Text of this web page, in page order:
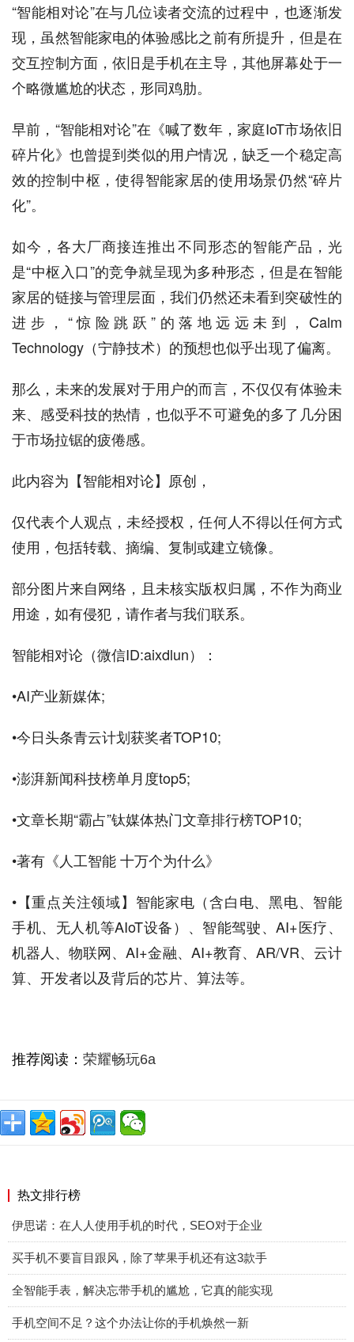
“智能相对论”在与几位读者交流的过程中，也逐渐发
现，虽然智能家电的体验感比之前有所提升，但是在
交互控制方面，依旧是手机在主导，其他屏幕处于一
个略微尴尬的状态，形同鸡肋。
早前，“智能相对论”在《喊了数年，家庭IoT市场依旧
碎片化》也曾提到类似的用户情况，缺乏一个稳定高
效的控制中枢，使得智能家居的使用场景仍然“碎片
化”。
如今，各大厂商接连推出不同形态的智能产品，光
是“中枢入口”的竞争就呈现为多种形态，但是在智能
家居的链接与管理层面，我们仍然还未看到突破性的
进步，“惊险跳跃”的落地远远未到，Calm
Technology（宁静技术）的预想也似乎出现了偏离。
那么，未来的发展对于用户的而言，不仅仅有体验未
来、感受科技的热情，也似乎不可避免的多了几分困
于市场拉锯的疲倦感。
此内容为【智能相对论】原创，
仅代表个人观点，未经授权，任何人不得以任何方式
使用，包括转载、摘编、复制或建立镜像。
部分图片来自网络，且未核实版权归属，不作为商业
用途，如有侵犯，请作者与我们联系。
智能相对论（微信ID:aixdlun）：
•AI产业新媒体;
•今日头条青云计划获奖者TOP10;
•澎湃新闻科技榜单月度top5;
•文章长期“霸占”钛媒体热门文章排行榜TOP10;
•著有《人工智能 十万个为什么》
•【重点关注领域】智能家电（含白电、黑电、智能
手机、无人机等AIoT设备）、智能驾驶、AI+医疗、
机器人、物联网、AI+金融、AI+教育、AR/VR、云计
算、开发者以及背后的芯片、算法等。
推荐阅读： 荣耀畅玩6a
热文排行榜
伊思诺：在人人使用手机的时代，SEO对于企业
买手机不要盲目跟风，除了苹果手机还有这3款手
全智能手表，解决忘带手机的尴尬，它真的能实现
手机空间不足？这个办法让你的手机焕然一新